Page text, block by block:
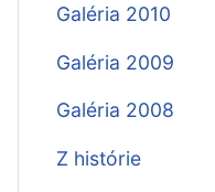
Galéria 2010
Galéria 2009
Galéria 2008
Z histórie